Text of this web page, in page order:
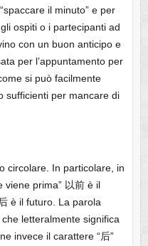
il minuto” e per
ospiti o i partecipanti ad
con un buon anticipo e
per l’appuntamento per
si può facilmente
sufficienti per mancare di
circolare. In particolare, in
viene prima” 以前 è il
è il futuro. La parola
letteralmente significa
invece il carattere “后”